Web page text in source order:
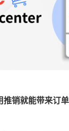
销就能带来订单